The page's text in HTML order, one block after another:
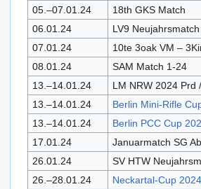
05.–07.01.24
18th GKS Match
06.01.24
LV9 Neujahrsmatch
07.01.24
10te 3oak VM –
08.01.24
SAM Match 1-24
13.–14.01.24
LM NRW 2024 Prd
13.–14.01.24
Berlin Mini-Rifle
13.–14.01.24
Berlin PCC Cup
17.01.24
Januarmatch SG
26.01.24
SV HTW
26.–28.01.24
Neckartal-Cup 2024